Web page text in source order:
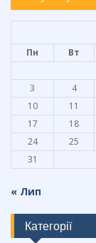
Пн Вт
3
4
10
11
17
18
24
25
31
« Лип
Категорії